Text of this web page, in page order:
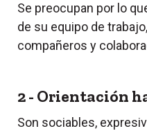
Se preocupan por lo
de su equipo de
compañeros y
2 - Orientación
Son sociables,